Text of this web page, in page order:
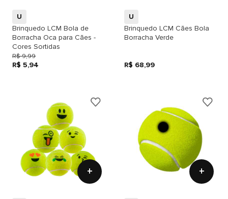
U
Brinquedo LCM Bola de
Borracha Oca para Cães -
Cores Sortidas
R$ 9,99
R$ 5,94
U
Brinquedo LCM Cães Bola
Borracha Verde
R$ 68,99
+ +